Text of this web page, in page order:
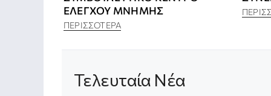
ΕΛΈΓΧΟΥ ΜΝΉΜΗΣ
ΠΕΡΙΣΣΌΤΕΡΑ
Τελευταία Νέα